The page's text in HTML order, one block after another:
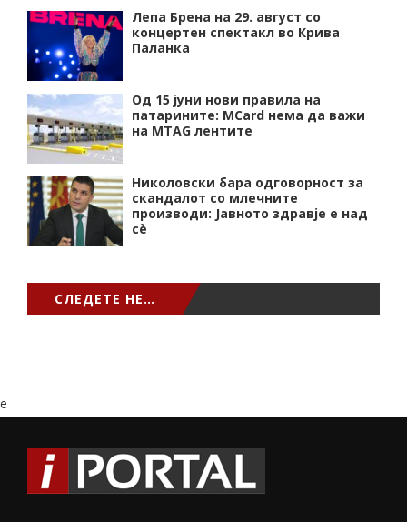
Лепа Брена на 29. август со
концертен спектакл во Крива
Паланка
Од 15 јуни нови правила на
патарините: MCard нема да важи
на MTAG лентите
Николовски бара одговорност за
скандалот со млечните
производи: Јавното здравје е над
сѐ
СЛЕДЕТЕ НЕ…
e